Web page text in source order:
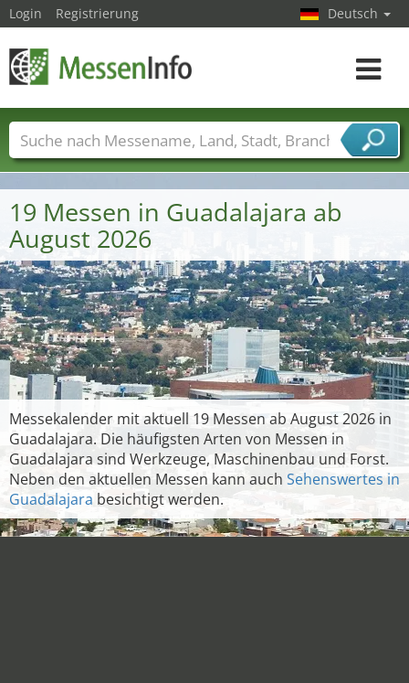
19 Messen in Guadalajara ab
August 2026
Messekalender mit aktuell 19 Messen ab August 2026 in
Guadalajara. Die häufigsten Arten von Messen in
Guadalajara sind Werkzeuge, Maschinenbau und Forst.
Neben den aktuellen Messen kann auch Sehenswertes in
Guadalajara besichtigt werden.
Login Registrierung Deutsch
Toggle
Messenamen Länder Städte
Branchen
Dienstleisterbranchen